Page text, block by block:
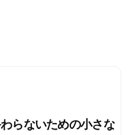
らないための小さな